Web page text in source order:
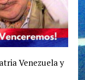
Venezuela y